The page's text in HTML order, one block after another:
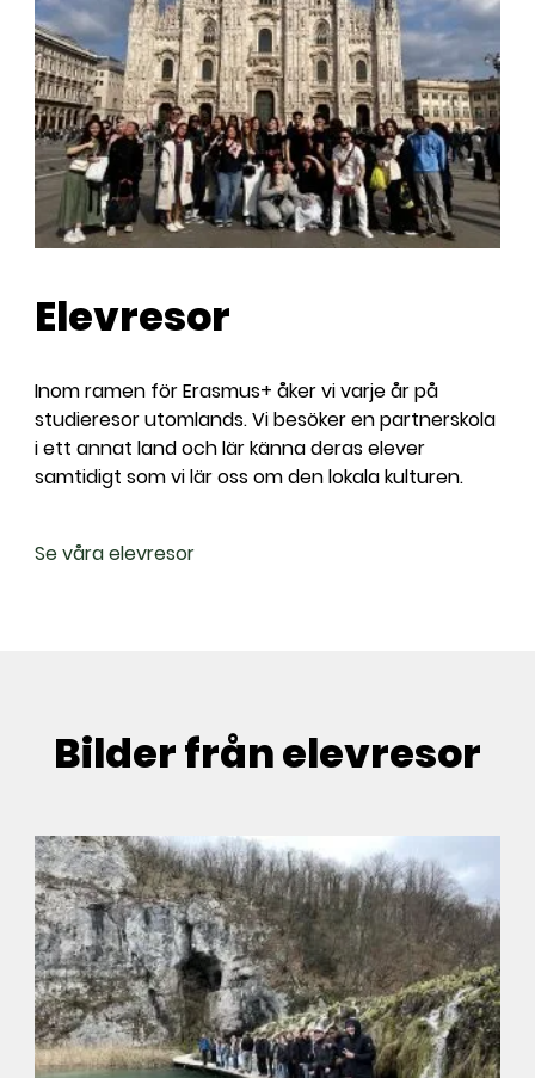
Elevresor
Inom ramen för Erasmus+ åker vi varje år på
studieresor utomlands. Vi besöker en partnerskola
i ett annat land och lär känna deras elever
samtidigt som vi lär oss om den lokala kulturen.
Se våra elevresor
Bilder från elevresor